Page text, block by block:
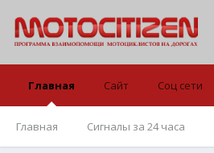
Главная
Главная Сигналы за 24 часа
Сайт Соц сети